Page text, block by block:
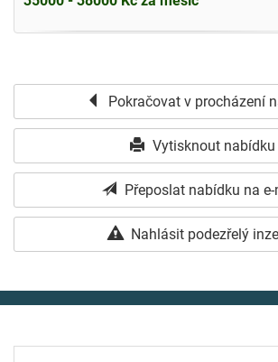
Pokračovat v procházení
Vytisknout nabídku
Přeposlat nabídku na
Nahlásit podezřelý